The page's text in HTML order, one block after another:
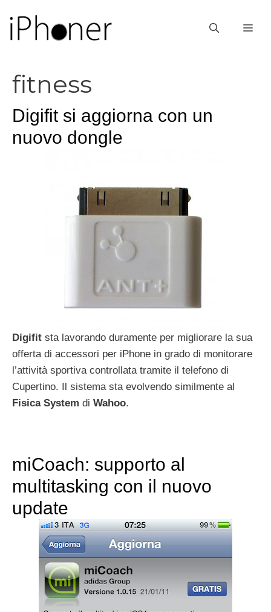
contenuto
fitness
Digifit si aggiorna con un
nuovo dongle
Digifit sta lavorando duramente per migliorare la sua
offerta di accessori per iPhone in grado di monitorare
l’attività sportiva controllata tramite il telefono di
Cupertino. Il sistema sta evolvendo similmente al
Fisica System di Wahoo.
miCoach: supporto al
multitasking con il nuovo
update